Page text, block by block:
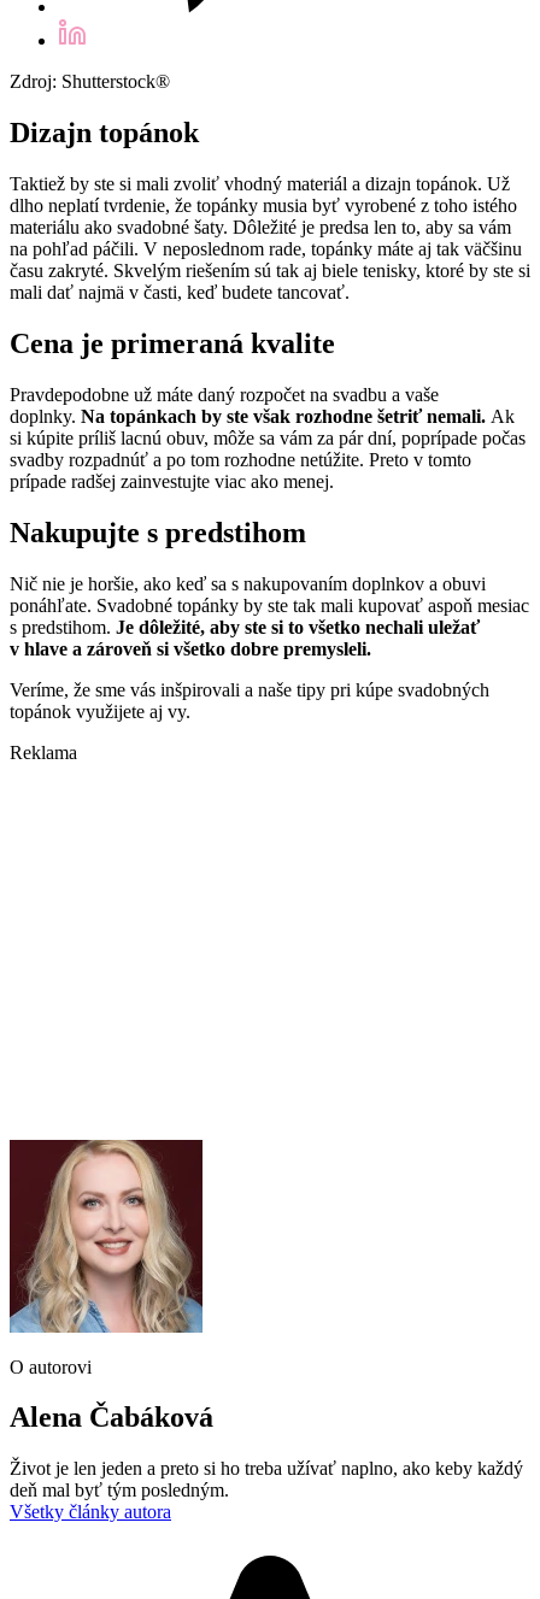
Zdroj: Shutterstock®
Dizajn topánok
Taktiež by ste si mali zvoliť vhodný materiál a dizajn topánok. Už
dlho neplatí tvrdenie, že topánky musia byť vyrobené z toho istého
materiálu ako svadobné šaty. Dôležité je predsa len to, aby sa vám
na pohľad páčili. V neposlednom rade, topánky máte aj tak väčšinu
času zakryté. Skvelým riešením sú tak aj biele tenisky, ktoré by ste si
mali dať najmä v časti, keď budete tancovať.
Cena je primeraná kvalite
Pravdepodobne už máte daný rozpočet na svadbu a vaše
doplnky. Na topánkach by ste však rozhodne šetriť nemali. Ak
si kúpite príliš lacnú obuv, môže sa vám za pár dní, poprípade počas
svadby rozpadnúť a po tom rozhodne netúžite. Preto v tomto
prípade radšej zainvestujte viac ako menej.
Nakupujte s predstihom
Nič nie je horšie, ako keď sa s nakupovaním doplnkov a obuvi
ponáhľate. Svadobné topánky by ste tak mali kupovať aspoň mesiac
s predstihom. Je dôležité, aby ste si to všetko nechali uležať
v hlave a zároveň si všetko dobre premysleli.
Veríme, že sme vás inšpirovali a naše tipy pri kúpe svadobných
topánok využijete aj vy.
Reklama
O autorovi
Alena Čabáková
Život je len jeden a preto si ho treba užívať naplno, ako keby každý
deň mal byť tým posledným.
Všetky články autora